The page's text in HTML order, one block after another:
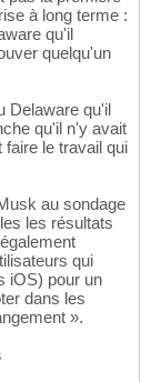
à long terme :
qu'il
quelqu'un
Delaware qu'il
qu'il n'y avait
le travail qui
au sondage
les résultats
qui
iOS) pour un
dans les
».